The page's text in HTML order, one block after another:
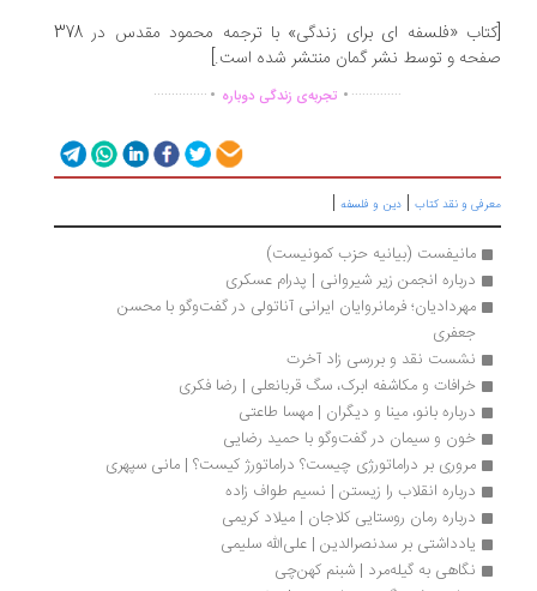
[کتاب «فلسفه ای برای زندگی» با ترجمه محمود مقدس در 378
و توسط نشر گمان منتشر شده است.]
................تجربه‌ی زندگی دوباره ...............
و نقد کتاب|دین و فلسفه|
مانیفست (بیانیه حزب کمونیست)
درباره انجمن زیر شیروانی | پدرام عسکری
مهردادیان؛ فرمانروایان ایرانی آناتولی در گفت‌وگو با محسن
نشست نقد و بررسی زاد آخرت
خرافات و مکاشفه ابرک، سگ قربانعلی | رضا فکری
درباره بانو، مینا و دیگران | مهسا طاعتی
خون و سیمان در گفت‌وگو با حمید رضایی
مروری بر دراماتورژی چیست؟ دراماتورژ کیست؟ | مانی سپهری
درباره انقلاب را زیستن | نسیم طواف زاده
درباره رمان روستایی کلاجان | میلاد کريمی
یادداشتی بر سدنصرالدین | علی‌الله سلیمی
نگاهی به گیله‌مرد | شبنم کهن‌چی